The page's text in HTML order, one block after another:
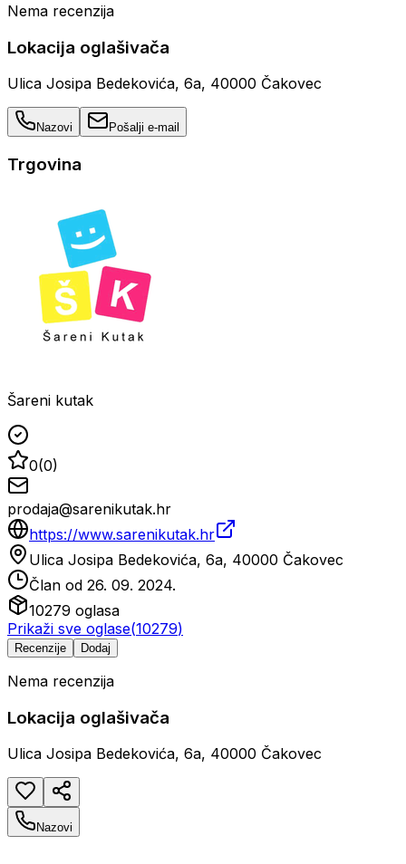
Nema recenzija
Lokacija oglašivača
Ulica Josipa Bedekovića, 6a, 40000 Čakovec
Nazovi Pošalji e-mail
Trgovina
Šareni kutak
0(0)
prodaja@sarenikutak.hr
https://www.sarenikutak.hr
Ulica Josipa Bedekovića, 6a, 40000 Čakovec
Član od 26. 09. 2024.
10279 oglasa
Prikaži sve oglase(10279)
Recenzije Dodaj
Nema recenzija
Lokacija oglašivača
Ulica Josipa Bedekovića, 6a, 40000 Čakovec
Nazovi